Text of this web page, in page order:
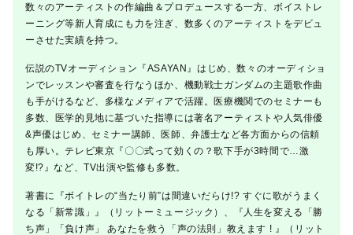
数々のアーティストの作編曲＆プロデュースする一方、ボイストレ
ーニング等新人育成にも力を注ぎ、数多くのアーティストをデビュ
ーさせた実績を持つ。
伝説のTVオーディション『ASAYAN』はじめ、数々のオーディショ
ンでレッスンや審査を行なうほか、機動戦士ガンダムの主題歌作曲
も手がけるなど、多様なメディアで活躍。医療機関でのセミナーも
多数、医学的見地に基づいた指導には著名アーティストや人気俳優
&声優はじめ、セミナー講師、医師、弁護士など各方面からの信頼
も厚い。テレビ東京『〇〇式って効くの？歌下手が3時間で…激
変!?』など、TV出演や監修も多数。
著書に『ボイトレの“当たり前”は間違いだらけ!? すぐに歌がうまく
なる「新常識」』（リットーミュージック）、『人生を変える「勝
ち声」「負け声」 あなたを救う「声の法則」教えます ! 』（リット